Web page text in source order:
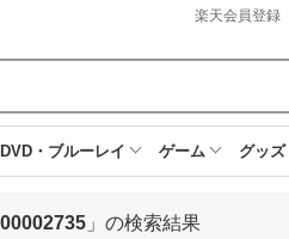
楽天会員登録
DVD・ブルーレイ ゲーム グッズ
」の検索結果